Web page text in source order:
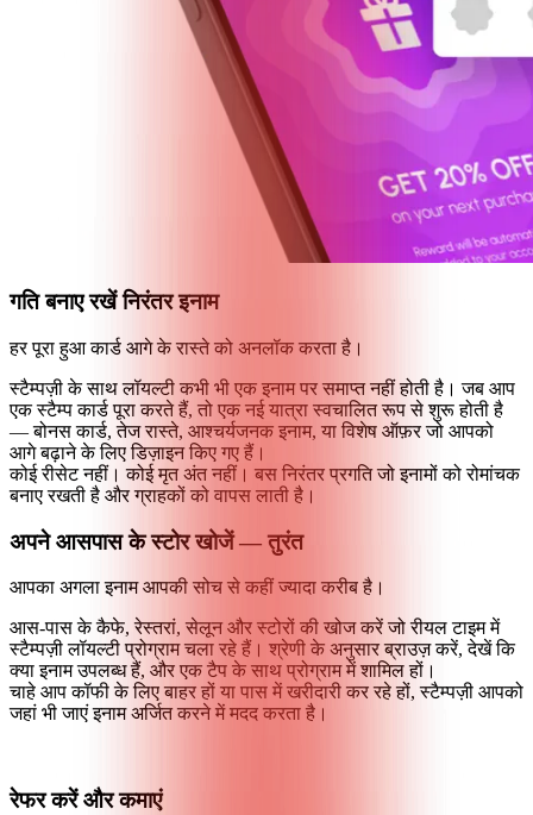
गति बनाए रखें निरंतर इनाम
हर पूरा हुआ कार्ड आगे के रास्ते को अनलॉक करता है।
स्टैम्पज़ी के साथ लॉयल्टी कभी भी एक इनाम पर समाप्त नहीं होती है। जब आप
एक स्टैम्प कार्ड पूरा करते हैं, तो एक नई यात्रा स्वचालित रूप से शुरू होती है
— बोनस कार्ड, तेज रास्ते, आश्चर्यजनक इनाम, या विशेष ऑफ़र जो आपको
आगे बढ़ाने के लिए डिज़ाइन किए गए हैं।
कोई रीसेट नहीं। कोई मृत अंत नहीं। बस निरंतर प्रगति जो इनामों को रोमांचक
बनाए रखती है और ग्राहकों को वापस लाती है।
अपने आसपास के स्टोर खोजें — तुरंत
आपका अगला इनाम आपकी सोच से कहीं ज्यादा करीब है।
आस-पास के कैफे, रेस्तरां, सेलून और स्टोरों की खोज करें जो रीयल टाइम में
स्टैम्पज़ी लॉयल्टी प्रोग्राम चला रहे हैं। श्रेणी के अनुसार ब्राउज़ करें, देखें कि
क्या इनाम उपलब्ध हैं, और एक टैप के साथ प्रोग्राम में शामिल हों।
चाहे आप कॉफी के लिए बाहर हों या पास में खरीदारी कर रहे हों, स्टैम्पज़ी आपको
जहां भी जाएं इनाम अर्जित करने में मदद करता है।
रेफर करें और कमाएं